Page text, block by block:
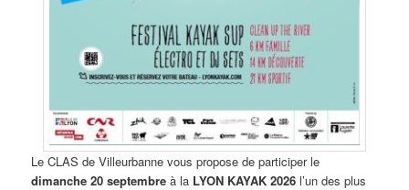
Le CLAS de Villeurbanne vous propose de participer le
dimanche 20 septembre à la LYON KAYAK 2026 l’un des plus